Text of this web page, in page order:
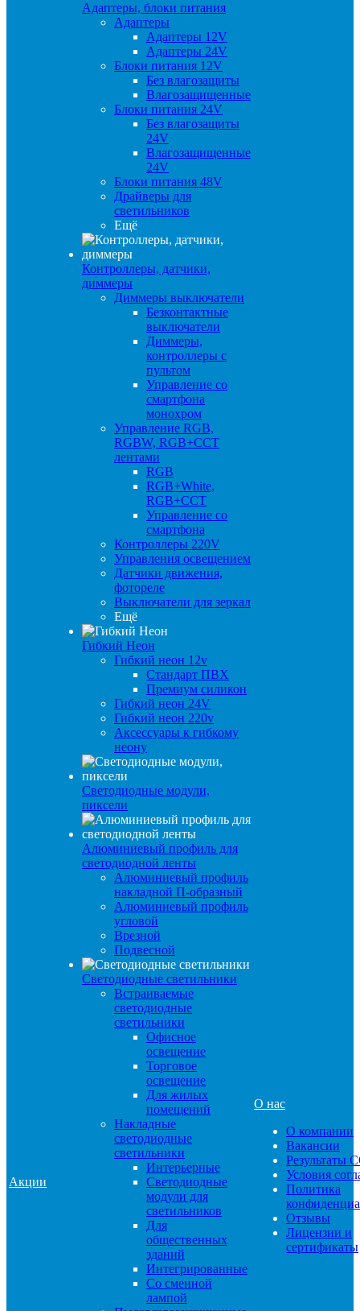
Акции
Адаптеры, блоки питания
Адаптеры
Адаптеры 12V
Адаптеры 24V
Блоки питания 12V
Без влагозащиты
Влагозащищенные
Блоки питания 24V
Без влагозащиты
24V
Влагозащищенные
24V
Блоки питания 48V
Драйверы для
светильников
Ещё
Контроллеры, датчики,
диммеры
Диммеры выключатели
Безконтактные
выключатели
Диммеры,
контроллеры с
пультом
Управление со
смартфона
монохром
Управление RGB,
RGBW, RGB+CCT
лентами
RGB
RGB+White,
RGB+CCT
Управление со
смартфона
Контроллеры 220V
Управления освещением
Датчики движения,
фотореле
Выключатели для зеркал
Ещё
Гибкий Неон
Гибкий неон 12v
Стандарт ПВХ
Премиум силикон
Гибкий неон 24V
Гибкий неон 220v
Аксессуары к гибкому
неону
Светодиодные модули,
пиксели
Алюминиевый профиль для
светодиодной ленты
Алюминиевый профиль
накладной П-образный
Алюминиевый профиль
угловой
Врезной
Подвесной
Светодиодные светильники
Встраиваемые
светодиодные
светильники
Офисное
освещение
Торговое
освещение
Для жилых
помещений
Накладные
светодиодные
светильники
Интерьерные
Светодиодные
модули для
светильников
Для
общественных
зданий
Интегрированные
Со сменной
лампой
О нас
О компании
Вакансии
Результаты
Условия
Политика
Отзывы
Лицензии и
сертификаты